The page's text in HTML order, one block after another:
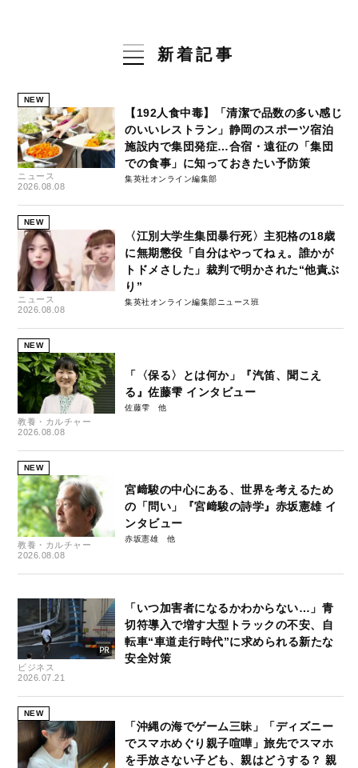
新着記事
NEW
ニュース
2026.08.08
【192人食中毒】「清潔で品数の多い感じ
のいいレストラン」静岡のスポーツ宿泊
施設内で集団発症…合宿・遠征の「集団
での食事」に知っておきたい予防策
集英社オンライン編集部
NEW
ニュース
2026.08.08
〈江別大学生集団暴行死〉主犯格の18歳
に無期懲役「自分はやってねぇ。誰かが
トドメさした」裁判で明かされた“他責ぶ
り”
集英社オンライン編集部ニュース班
NEW
教養・カルチャー
2026.08.08
「〈保る〉とは何か」『汽笛、聞こえ
る』佐藤雫 インタビュー
佐藤雫
NEW
教養・カルチャー
2026.08.08
宮﨑駿の中心にある、世界を考えるため
の「問い」『宮﨑駿の詩学』赤坂憲雄 イ
ンタビュー
赤坂憲雄
ビジネス
2026.07.21
「いつ加害者になるかわからない…」青
切符導入で増す大型トラックの不安、自
転車“車道走行時代”に求められる新たな
安全対策
NEW
「沖縄の海でゲーム三昧」「ディズニー
でスマホめぐり親子喧嘩」旅先でスマホ
を手放さない子ども、親はどうする？ 親